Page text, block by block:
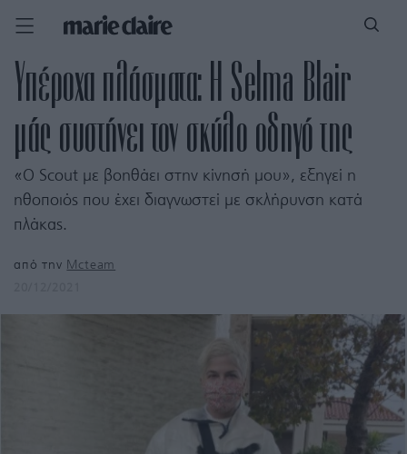
Υπέροχα πλάσματα: Η Selma Blair
μάς συστήνει τον σκύλο οδηγό της
«Ο Scout με βοηθάει στην κίνησή μου», εξηγεί η
ηθοποιός που έχει διαγνωστεί με σκλήρυνση κατά
πλάκας.
από την Mcteam